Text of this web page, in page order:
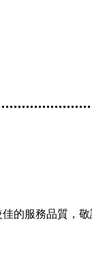
的服務品質，